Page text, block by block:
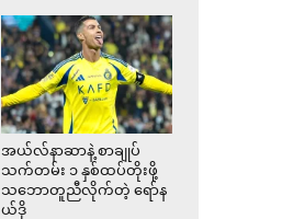
အယ်လ်နာဆာနဲ့ စာချုပ်
သက်တမ်း ၁ နှစ်ထပ်တိုးဖို့
သဘောတူညီလိုက်တဲ့ ရော်န
ယ်ဒို